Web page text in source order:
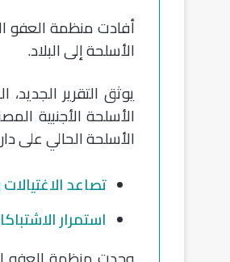
أفادت منظمة العفو
الأسلحة إلى البلاد.
يوثق التقرير
الأسلحة الأجنبية
الأسلحة الحالي على
تصاعد
استمرار